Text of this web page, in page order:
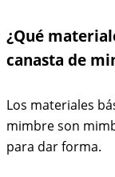
¿Qué
canasta de
Los materiales
mimbre son
para dar forma.